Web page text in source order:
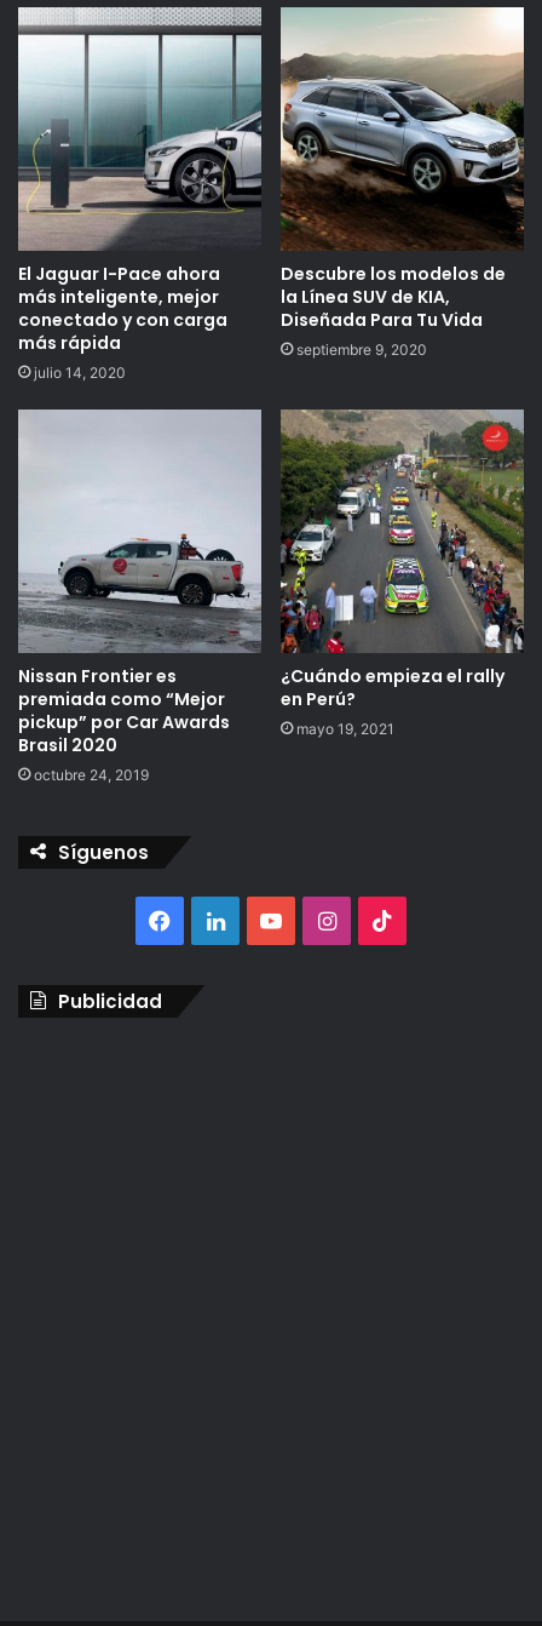
El Jaguar I-Pace ahora
más inteligente, mejor
conectado y con carga
más rápida
julio 14, 2020
Descubre los modelos de
la Línea SUV de KIA,
Diseñada Para Tu Vida
septiembre 9, 2020
Nissan Frontier es
premiada como “Mejor
pickup” por Car Awards
Brasil 2020
octubre 24, 2019
¿Cuándo empieza el rally
en Perú?
mayo 19, 2021
Síguenos
Facebook
LinkedInYouTubeInstagram
Publicidad